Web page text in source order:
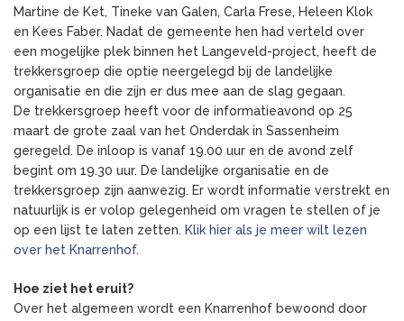
Martine de Ket, Tineke van Galen, Carla Frese, Heleen Klok
en Kees Faber. Nadat de gemeente hen had verteld over
een mogelijke plek binnen het Langeveld-project, heeft de
trekkersgroep die optie neergelegd bij de landelijke
organisatie en die zijn er dus mee aan de slag gegaan.
De trekkersgroep heeft voor de informatieavond op 25
maart de grote zaal van het Onderdak in Sassenheim
geregeld. De inloop is vanaf 19.00 uur en de avond zelf
begint om 19.30 uur. De landelijke organisatie en de
trekkersgroep zijn aanwezig. Er wordt informatie verstrekt en
natuurlijk is er volop gelegenheid om vragen te stellen of je
op een lijst te laten zetten. Klik hier als je meer wilt lezen
over het Knarrenhof.
Hoe ziet het eruit?
Over het algemeen wordt een Knarrenhof bewoond door